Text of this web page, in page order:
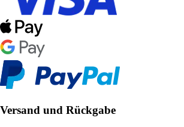
Versand und Rückgabe